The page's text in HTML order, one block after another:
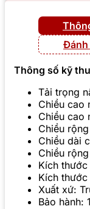
Đánh
Thông số kỹ
Tải trọng
Chiều cao
Chiều cao
Chiều
Chiều dài
Chiều
Kích
Kích
Xuất xứ:
Bảo hành: